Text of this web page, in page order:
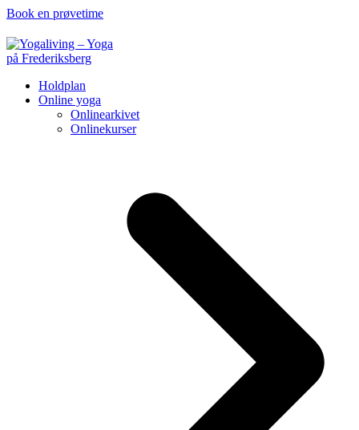
Book en prøvetime
Holdplan
Online yoga
Onlinearkivet
Onlinekurser